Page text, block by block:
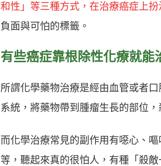
和性」等三種方式，在治療癌症上
負面與可怕的標籤。
有些癌症靠根除性化療就能
所謂化學藥物治療是經由血管或者
系統，將藥物帶到腫瘤生長的部位
而化學治療常見的副作用有噁心、
等，聽起來真的很怕人，有種「殺